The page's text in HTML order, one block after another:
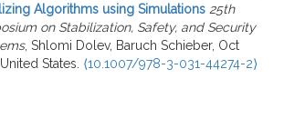
Algorithms using Simulations 25th
on Stabilization, Safety, and Security
, Shlomi Dolev, Baruch Schieber, Oct
States. ⟨10.1007/978-3-031-44274-2⟩